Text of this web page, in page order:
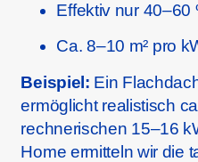
Effektiv nur 40–60
Ca. 8–10 m² pro
Beispiel: Ein
ermöglicht realistisch
rechnerischen 15–16
Home ermitteln wir die